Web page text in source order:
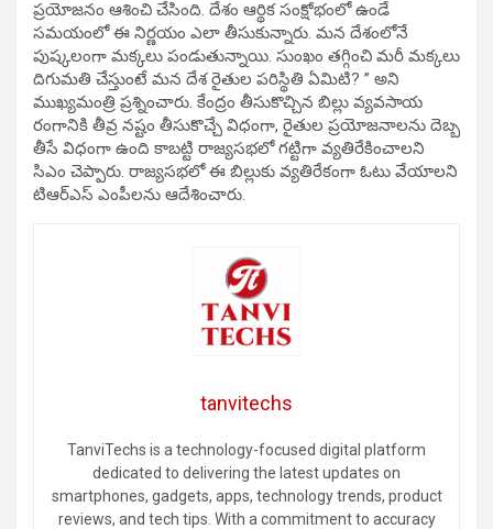
ప్రయోజనం ఆశించి చేసింది. దేశం ఆర్థిక సంక్షోభంలో ఉండే
సమయంలో ఈ నిర్ణయం ఎలా తీసుకున్నారు. మన దేశంలోనే
పుష్కలంగా మక్కలు పండుతున్నాయి. సుంఖం తగ్గించి మరీ మక్కలు
దిగుమతి చేస్తుంటే మన దేశ రైతుల పరిస్థితి ఏమిటి? ” అని
ముఖ్యమంత్రి ప్రశ్నించారు. కేంద్రం తీసుకొచ్చిన బిల్లు వ్యవసాయ
రంగానికి తీవ్ర నష్టం తీసుకొచ్చే విధంగా, రైతుల ప్రయోజనాలను దెబ్బ
తీసే విధంగా ఉంది కాబట్టి రాజ్యసభలో గట్టిగా వ్యతిరేకించాలని
సిఎం చెప్పారు. రాజ్యసభలో ఈ బిల్లుకు వ్యతిరేకంగా ఓటు వేయాలని
టిఆర్ఎస్ ఎంపీలను ఆదేశించారు.
tanvitechs
TanviTechs is a technology-focused digital platform
dedicated to delivering the latest updates on
smartphones, gadgets, apps, technology trends, product
reviews, and tech tips. With a commitment to accuracy